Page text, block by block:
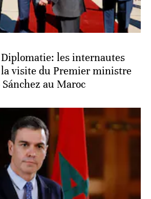
les internautes
visite du Premier ministre
au Maroc